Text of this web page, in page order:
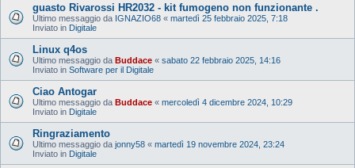
guasto Rivarossi HR2032 - kit fumogeno non funzionante .
Ultimo messaggio da IGNAZIO68 « martedì 25 febbraio 2025, 7:18
Inviato in Digitale
Linux q4os
Ultimo messaggio da Buddace « sabato 22 febbraio 2025, 14:16
Inviato in Software per il Digitale
Ciao Antogar
Ultimo messaggio da Buddace « mercoledì 4 dicembre 2024, 10:29
Inviato in Digitale
Ringraziamento
Ultimo messaggio da jonny58 « martedì 19 novembre 2024, 23:24
Inviato in Digitale